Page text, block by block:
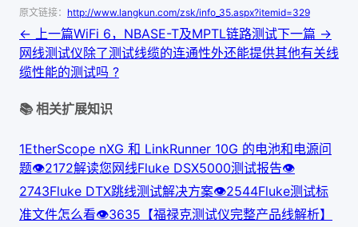
原文链接： http://www.langkun.com/zsk/info_35.aspx?itemid=329
← 上一篇WiFi 6，NBASE-T及MPTL链路测试下一篇 →
网线测试仪除了测试线缆的连通性外还能提供其他有关线
缆性能的测试吗 ?
📚 相关扩展知识
1EtherScope nXG 和 LinkRunner 10G 的电池和电源问
题👁2172解读您网线Fluke DSX5000测试报告👁
2743Fluke DTX跳线测试解决方案👁2544Fluke测试标
准文件怎么看👁3635 【福禄克测试仪完整产品线解析】